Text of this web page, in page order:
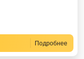
Подробнее